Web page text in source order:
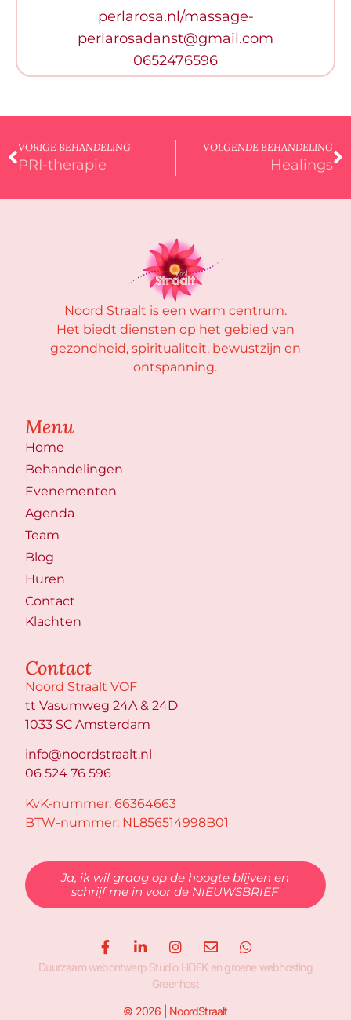
perlarosa.nl/massage-
perlarosadanst@gmail.com
0652476596
VORIGE BEHANDELING
PRI-therapie
VOLGENDE BEHANDELING
Healings
Noord Straalt is een warm centrum.
Het biedt diensten op het gebied van
gezondheid, spiritualiteit, bewustzijn en
ontspanning.
Menu
Home
Behandelingen
Evenementen
Agenda
Team
Blog
Huren
Contact
Klachten
Contact
Noord Straalt VOF
tt Vasumweg 24A & 24D
1033 SC Amsterdam
info@noordstraalt.nl
06 524 76 596
KvK-nummer: 66364663
BTW-nummer: NL856514998B01
Ja, ik wil graag op de hoogte blijven en
schrijf me in voor de NIEUWSBRIEF
© 2026 | NoordStraalt
Duurzaam webontwerp Studio HOEK en groene webhosting
Greenhost